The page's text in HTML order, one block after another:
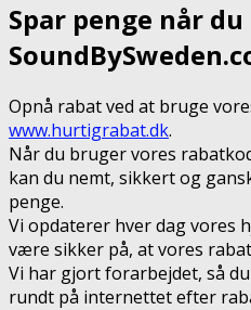
Spar penge når
Opnå rabat ved at bruge
www.hurtigrabat.dk.
Når du bruger vores
kan du nemt, sikkert og
penge.
Vi opdaterer hver dag vores
være sikker på, at vores
Vi har gjort forarbejdet, så
rundt på internettet efter